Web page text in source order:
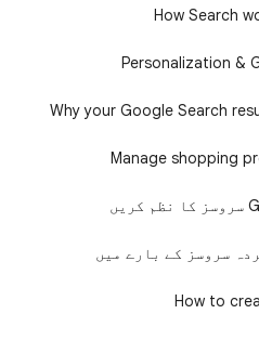
How Search
Personalization &
Why your Google Search
Manage shopping
How to